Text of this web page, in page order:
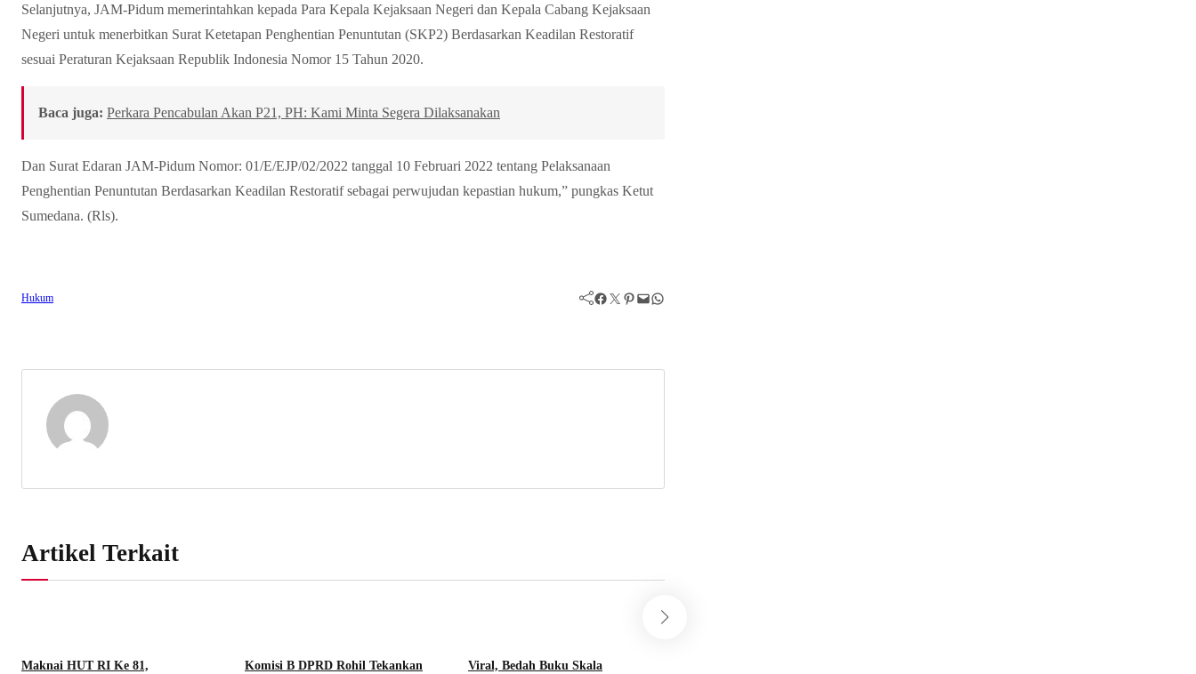
Selanjutnya, JAM-Pidum memerintahkan kepada Para Kepala Kejaksaan Negeri dan Kepala Cabang Kejaksaan
Negeri untuk menerbitkan Surat Ketetapan Penghentian Penuntutan (SKP2) Berdasarkan Keadilan Restoratif
sesuai Peraturan Kejaksaan Republik Indonesia Nomor 15 Tahun 2020.
Baca juga: Perkara Pencabulan Akan P21, PH: Kami Minta Segera Dilaksanakan
Dan Surat Edaran JAM-Pidum Nomor: 01/E/EJP/02/2022 tanggal 10 Februari 2022 tentang Pelaksanaan
Penghentian Penuntutan Berdasarkan Keadilan Restoratif sebagai perwujudan kepastian hukum,” pungkas Ketut
Sumedana. (Rls).
Hukum Facebook Twitter Pinterest Mail WhatsApp
Artikel Terkait
Maknai HUT RI Ke 81,
Komisi B DPRD Rohil Tekankan
Viral, Bedah Buku Skala